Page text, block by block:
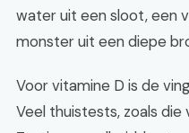
water uit een sloot, een
monster uit een diepe
Voor vitamine D is de
Veel thuistests, zoals die